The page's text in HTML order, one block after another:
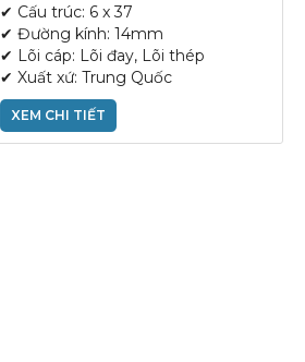
✔ Cấu trúc: 6 x 37
✔ Đường kính: 14mm
✔ Lõi cáp: Lõi đay, Lõi thép
✔ Xuất xứ: Trung Quốc
XEM CHI TIẾT